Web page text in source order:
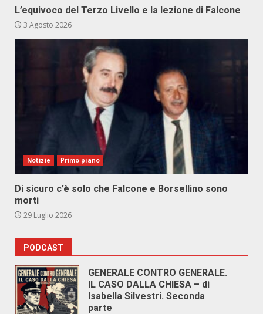
L’equivoco del Terzo Livello e la lezione di Falcone
3 Agosto 2026
Notizie Primo piano
Di sicuro c’è solo che Falcone e Borsellino sono
morti
29 Luglio 2026
PODCAST
GENERALE CONTRO GENERALE.
IL CASO DALLA CHIESA – di
Isabella Silvestri. Seconda
parte